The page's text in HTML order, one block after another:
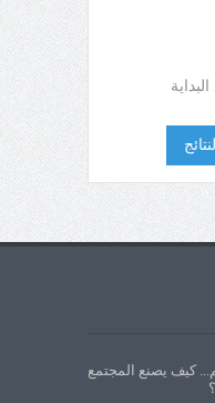
النتائج
كيف يصنع المجتمع